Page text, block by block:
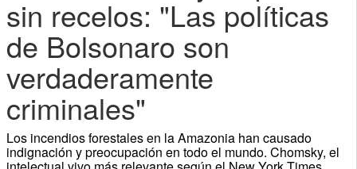
sin recelos: "Las políticas
de Bolsonaro son
verdaderamente
criminales"
Los incendios forestales en la Amazonia han causado
indignación y preocupación en todo el mundo. Chomsky, el